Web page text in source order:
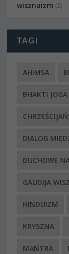
wisznuizm (2)
TAGI
AHIMSA
BHAKTI JOGA
DIALOG
DUCHOWE
GAUDIJA
HINDUIZM
KRYSZNA
MANTRA